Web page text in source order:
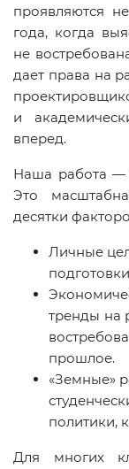
проявляются
года, когда
не
дает права на
и
вперед.
Наша работа —
Это
десятки
Личные
тренды на
прошлое.
«Земные»
политики,
Для многих